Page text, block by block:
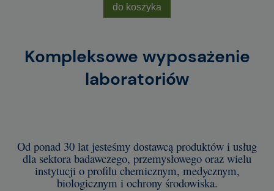
do koszyka
Kompleksowe wyposażenie
laboratoriów
Od ponad 30 lat jesteśmy dostawcą produktów i usług
dla sektora badawczego, przemysłowego oraz wielu
instytucji o profilu chemicznym, medycznym,
biologicznym i ochrony środowiska.